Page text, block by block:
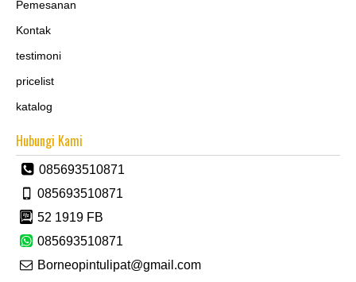
Pemesanan
Kontak
testimoni
pricelist
katalog
Hubungi Kami
085693510871
085693510871
52 1919 FB
085693510871
Borneopintulipat@gmail.com